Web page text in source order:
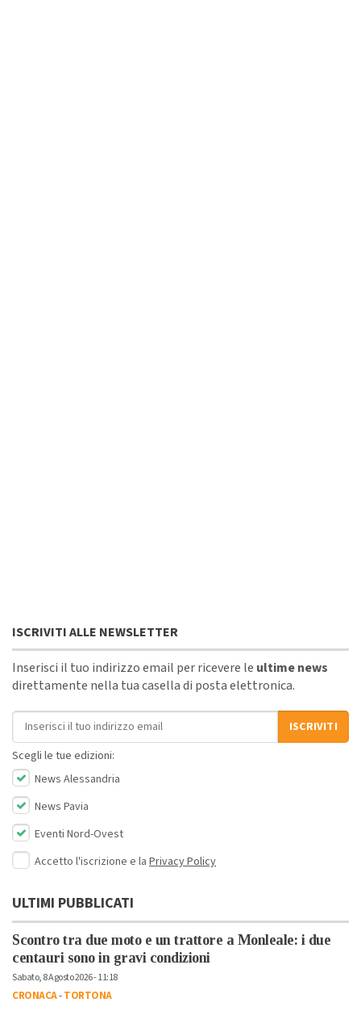
ISCRIVITI ALLE NEWSLETTER
Inserisci il tuo indirizzo email per ricevere le ultime news
direttamente nella tua casella di posta elettronica.
Indirizzo email
ISCRIVITI
Scegli le tue edizioni:
News Alessandria
News Pavia
Eventi Nord-Ovest
Accetto l'iscrizione e la Privacy Policy
ULTIMI PUBBLICATI
Scontro tra due moto e un trattore a Monleale: i due
centauri sono in gravi condizioni
Sabato, 8 Agosto 2026 - 11:18
CRONACA-TORTONA